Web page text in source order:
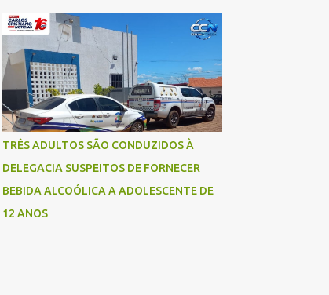
TRÊS ADULTOS SÃO CONDUZIDOS À
DELEGACIA SUSPEITOS DE FORNECER
BEBIDA ALCOÓLICA A ADOLESCENTE DE
12 ANOS